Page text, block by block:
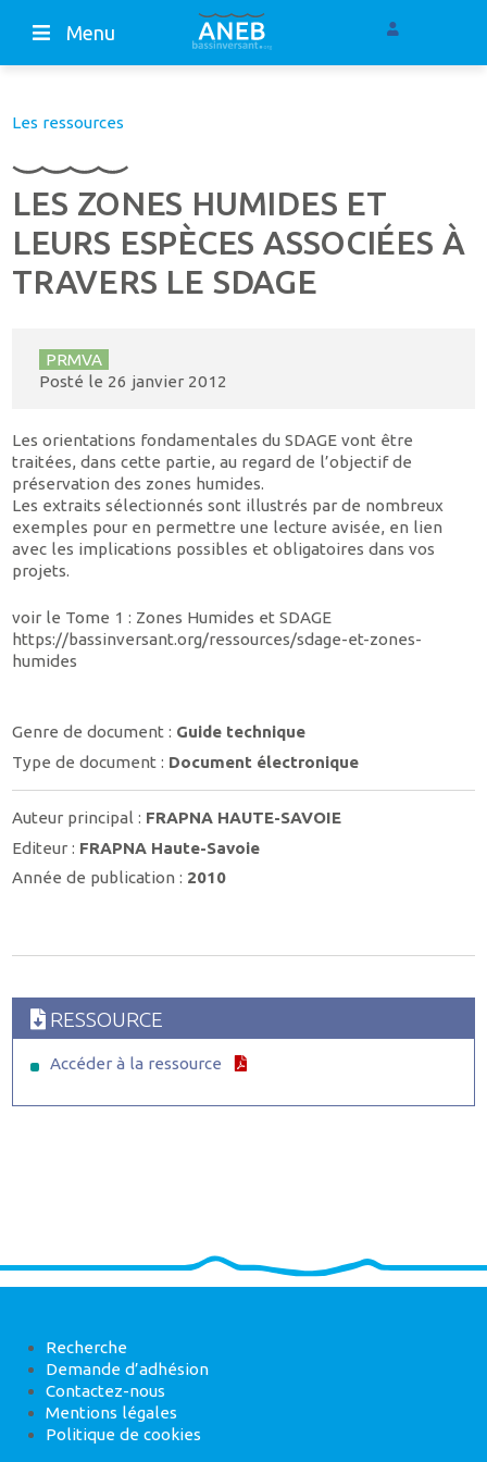
Menu
Les ressources
LES ZONES HUMIDES ET
LEURS ESPÈCES ASSOCIÉES À
TRAVERS LE SDAGE
PRMVA
Posté le 26 janvier 2012
Les orientations fondamentales du SDAGE vont être
traitées, dans cette partie, au regard de l’objectif de
préservation des zones humides.
Les extraits sélectionnés sont illustrés par de nombreux
exemples pour en permettre une lecture avisée, en lien
avec les implications possibles et obligatoires dans vos
projets.
voir le Tome 1 : Zones Humides et SDAGE
https://bassinversant.org/ressources/sdage-et-zones-
humides
Genre de document : Guide technique
Type de document : Document électronique
Auteur principal : FRAPNA HAUTE-SAVOIE
Editeur : FRAPNA Haute-Savoie
Année de publication : 2010
RESSOURCE
Accéder à la ressource
Recherche
Demande d’adhésion
Contactez-nous
Mentions légales
Politique de cookies